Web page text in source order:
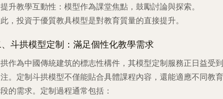
提升教學互動性 ：模型作為課堂焦點，鼓勵討論與探索。
，投資于優質教具模型是對教育質量的直接提升。
斗拱模型定制：滿足個性化教學需求
作為中國傳統建筑的標志性構件，其模型定制服務正日益受到
。定制斗拱模型不僅能貼合具體課程內容，還能適應不同教育
的需求。定制過程通常包括：